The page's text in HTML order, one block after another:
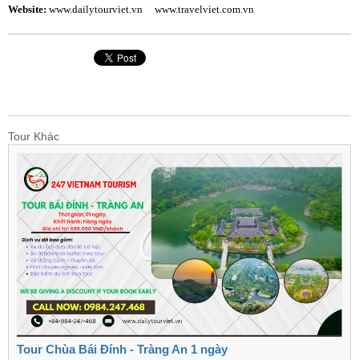
Website: www.dailytourviet.vn www.travelviet.com.vn
Tour Khác
Tour Chùa Bái Đính - Tràng An 1 ngày